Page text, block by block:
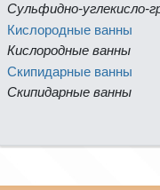
Сульфидно-углекисло-
Кислоpодные ванны
Кислоpодные ванны
Скипидарные ванны
Скипидарные ванны